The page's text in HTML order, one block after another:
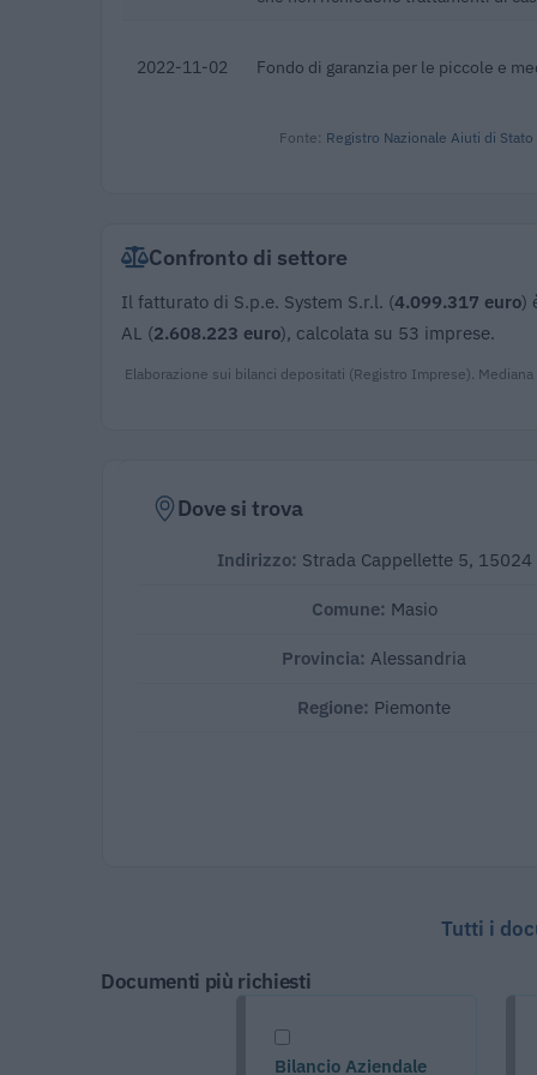
2022-11-02 Fondo di garanzia per le piccole e
Fonte: Registro Nazionale Aiuti di Stato
Confronto di settore
Il fatturato di S.p.e. System S.r.l. (4.099.317 euro)
AL (2.608.223 euro), calcolata su 53 imprese.
Elaborazione sui bilanci depositati (Registro Imprese).
Dove si trova
Indirizzo: Strada Cappellette 5, 15024
Comune: Masio
Provincia:Alessandria
Regione: Piemonte
Tutti i
Documenti più richiesti
Bilancio Aziendale